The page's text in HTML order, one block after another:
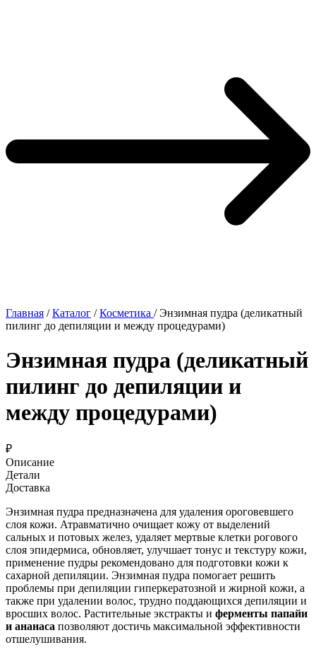
Главная /Каталог /Косметика /Энзимная пудра (деликатный
пилинг до депиляции и между процедурами)
Энзимная пудра (деликатный
пилинг до депиляции и
между процедурами)
₽
Описание
Детали
Доставка
Энзимная пудра предназначена для удаления ороговевшего
слоя кожи. Атравматично очищает кожу от выделений
сальных и потовых желез, удаляет мертвые клетки рогового
слоя эпидермиса, обновляет, улучшает тонус и текстуру кожи,
применение пудры рекомендовано для подготовки кожи к
сахарной депиляции. Энзимная пудра помогает решить
проблемы при депиляции гиперкератозной и жирной кожи, а
также при удалении волос, трудно поддающихся депиляции и
вросших волос. Растительные экстракты и ферменты папайи
и ананаса позволяют достичь максимальной эффективности
отшелушивания.